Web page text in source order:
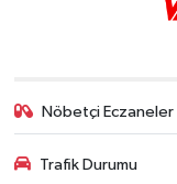
Nöbetçi Eczaneler
Trafik Durumu